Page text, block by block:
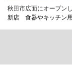
秋田市広面にオープン
新店 食器やキッチン